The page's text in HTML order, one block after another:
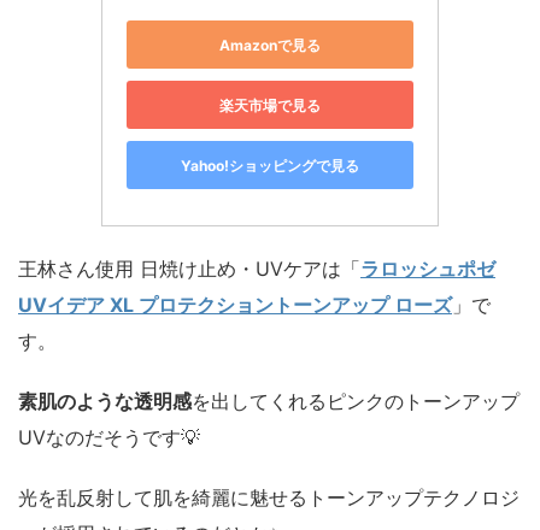
Amazonで見る
楽天市場で見る
Yahoo!ショッピングで見る
王林さん使用 日焼け止め・UVケアは「ラロッシュポゼ
UVイデア XL プロテクショントーンアップ ローズ」で
す。
素肌のような透明感を出してくれるピンクのトーンアップ
UVなのだそうです💡
光を乱反射して肌を綺麗に魅せるトーンアップテクノロジ